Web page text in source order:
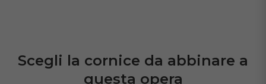
Scegli la cornice da abbinare a
questa opera